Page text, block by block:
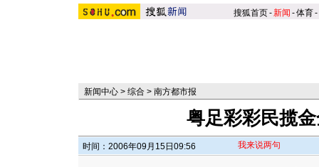
搜狐首页-新闻 -体育-
新闻中心 > 综合 > 南方都市报
粤足彩彩民揽
时间：2006年09月15日09:56 我来说两句